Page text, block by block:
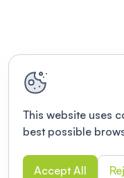
This website uses
best possible
Accept All